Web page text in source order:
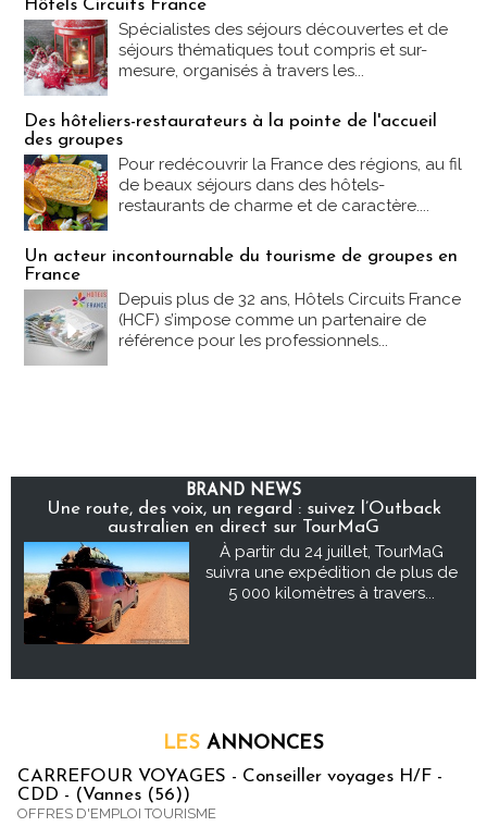
Hôtels Circuits France
Spécialistes des séjours découvertes et de
séjours thématiques tout compris et sur-
mesure, organisés à travers les...
Des hôteliers-restaurateurs à la pointe de l'accueil
des groupes
Pour redécouvrir la France des régions, au fil
de beaux séjours dans des hôtels-
restaurants de charme et de caractère....
Un acteur incontournable du tourisme de groupes en
France
Depuis plus de 32 ans, Hôtels Circuits France
(HCF) s’impose comme un partenaire de
référence pour les professionnels...
BRAND NEWS
Une route, des voix, un regard : suivez l’Outback
australien en direct sur TourMaG
À partir du 24 juillet, TourMaG
suivra une expédition de plus de
5 000 kilomètres à travers...
LES ANNONCES
CARREFOUR VOYAGES - Conseiller voyages H/F -
CDD - (Vannes (56))
OFFRES D'EMPLOI TOURISME